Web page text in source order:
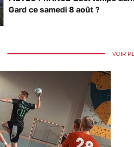
Gard ce samedi 8 août ?
VOIR